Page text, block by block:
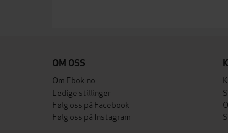
OM OSS
Om Ebok.no
Ledige stillinger
Følg oss på Facebook
Følg oss på Instagram